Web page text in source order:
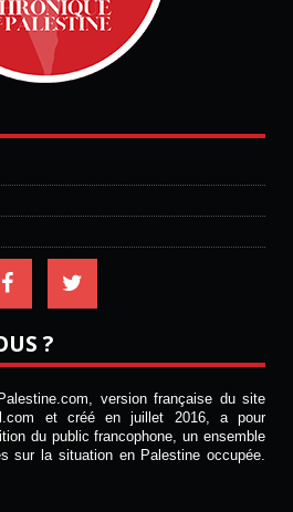
?
version française du site
et créé en juillet 2016, a pour
du public francophone, un ensemble
sur la situation en Palestine occupée.